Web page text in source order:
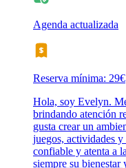
Agenda actualizada
Reserva mínima: 29€
Hola, soy Evelyn.
brindando atención
gusta crear un
juegos, actividades
confiable y atenta a
siempre su bienestar